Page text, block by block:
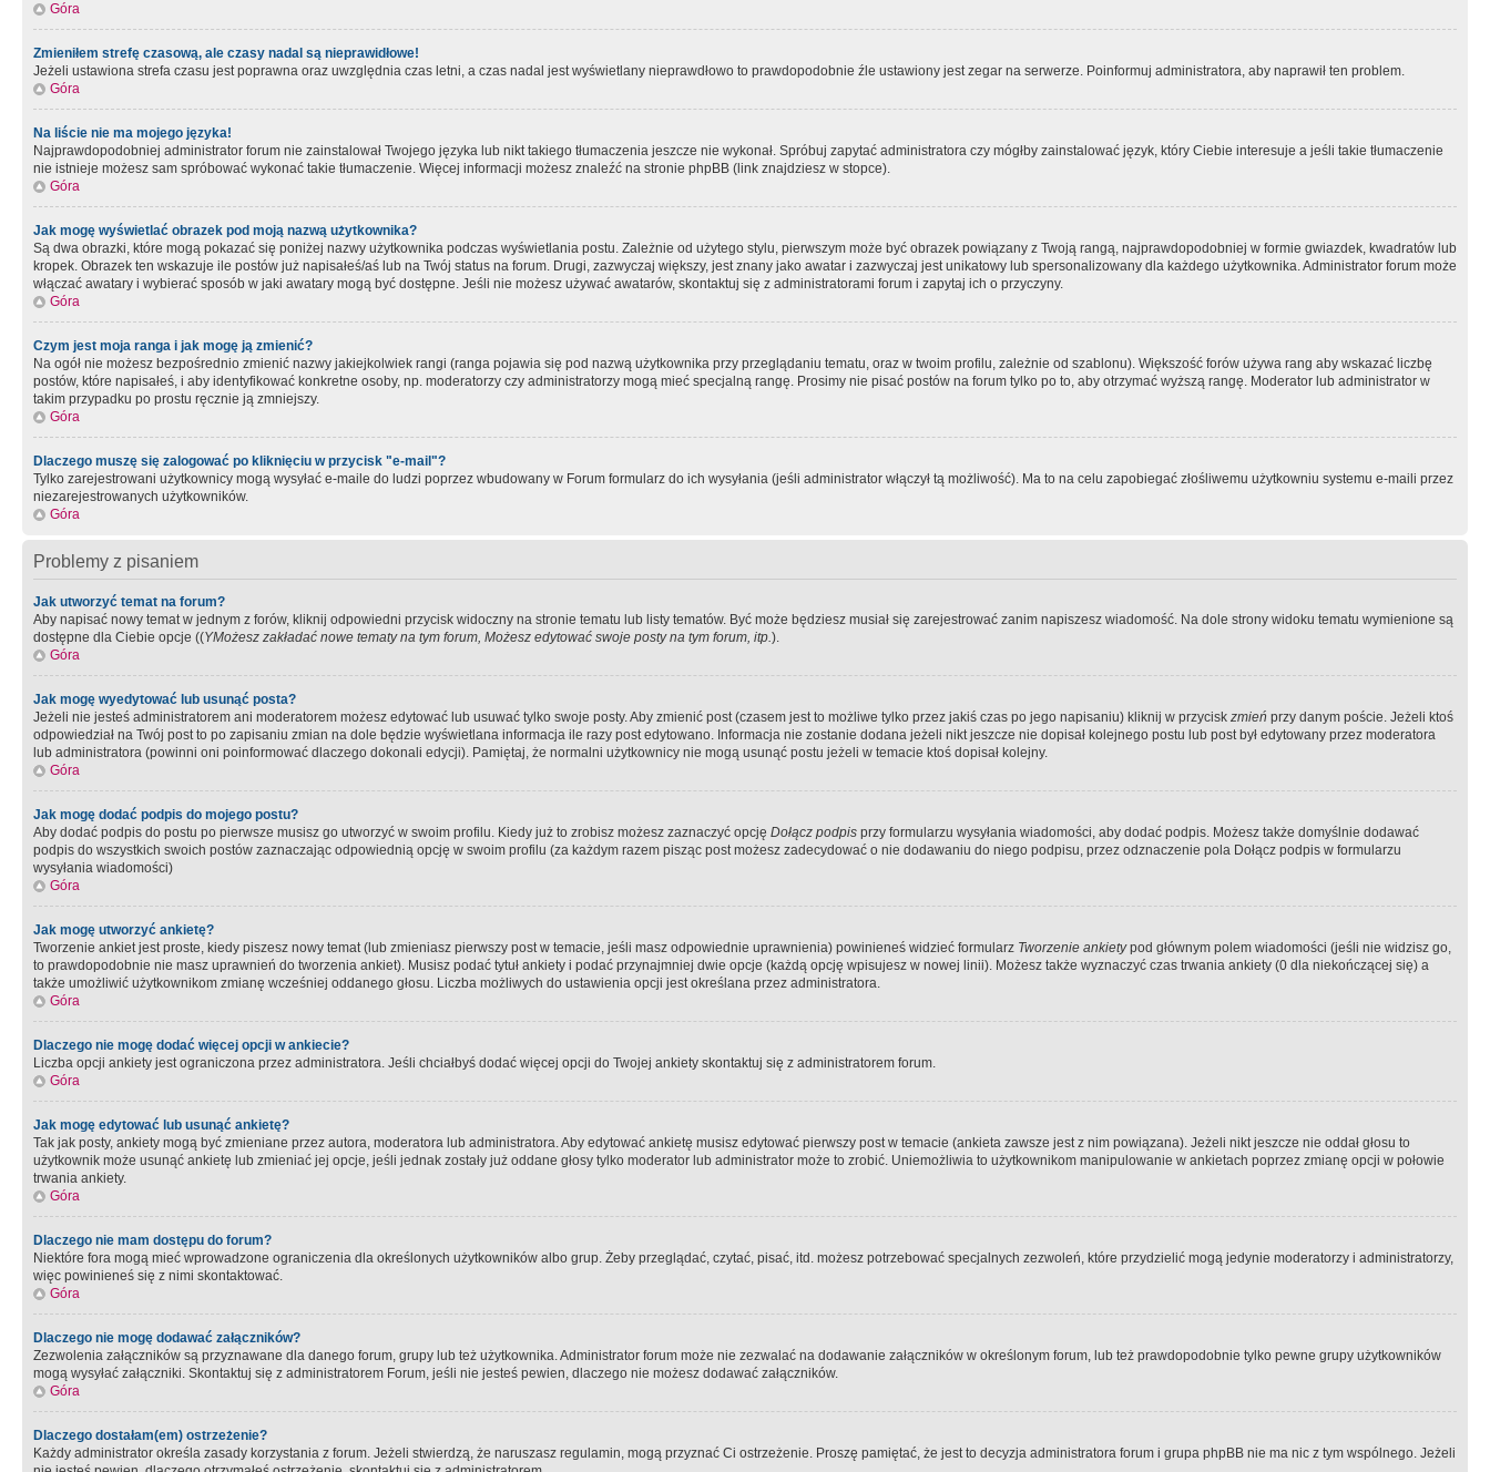
Góra
Zmieniłem strefę czasową, ale czasy nadal są nieprawidłowe!
Jeżeli ustawiona strefa czasu jest poprawna oraz uwzględnia czas letni, a czas nadal jest wyświetlany nieprawdłowo to prawdopodobnie źle ustawiony jest zegar na serwerze. Poinformuj administratora, aby naprawił ten problem.
Góra
Na liście nie ma mojego języka!
Najprawdopodobniej administrator forum nie zainstalował Twojego języka lub nikt takiego tłumaczenia jeszcze nie wykonał. Spróbuj zapytać administratora czy mógłby zainstalować język, który Ciebie interesuje a jeśli takie tłumaczenie
nie istnieje możesz sam spróbować wykonać takie tłumaczenie. Więcej informacji możesz znaleźć na stronie phpBB (link znajdziesz w stopce).
Góra
Jak mogę wyświetlać obrazek pod moją nazwą użytkownika?
Są dwa obrazki, które mogą pokazać się poniżej nazwy użytkownika podczas wyświetlania postu. Zależnie od użytego stylu, pierwszym może być obrazek powiązany z Twoją rangą, najprawdopodobniej w formie gwiazdek, kwadratów lub
kropek. Obrazek ten wskazuje ile postów już napisałeś/aś lub na Twój status na forum. Drugi, zazwyczaj większy, jest znany jako awatar i zazwyczaj jest unikatowy lub spersonalizowany dla każdego użytkownika. Administrator forum może
włączać awatary i wybierać sposób w jaki awatary mogą być dostępne. Jeśli nie możesz używać awatarów, skontaktuj się z administratorami forum i zapytaj ich o przyczyny.
Góra
Czym jest moja ranga i jak mogę ją zmienić?
Na ogół nie możesz bezpośrednio zmienić nazwy jakiejkolwiek rangi (ranga pojawia się pod nazwą użytkownika przy przeglądaniu tematu, oraz w twoim profilu, zależnie od szablonu). Większość forów używa rang aby wskazać liczbę
postów, które napisałeś, i aby identyfikować konkretne osoby, np. moderatorzy czy administratorzy mogą mieć specjalną rangę. Prosimy nie pisać postów na forum tylko po to, aby otrzymać wyższą rangę. Moderator lub administrator w
takim przypadku po prostu ręcznie ją zmniejszy.
Góra
Dlaczego muszę się zalogować po kliknięciu w przycisk "e-mail"?
Tylko zarejestrowani użytkownicy mogą wysyłać e-maile do ludzi poprzez wbudowany w Forum formularz do ich wysyłania (jeśli administrator włączył tą możliwość). Ma to na celu zapobiegać złośliwemu użytkowniu systemu e-maili przez
niezarejestrowanych użytkowników.
Góra
Problemy z pisaniem
Jak utworzyć temat na forum?
Aby napisać nowy temat w jednym z forów, kliknij odpowiedni przycisk widoczny na stronie tematu lub listy tematów. Być może będziesz musiał się zarejestrować zanim napiszesz wiadomość. Na dole strony widoku tematu wymienione są
dostępne dla Ciebie opcje ((YMożesz zakładać nowe tematy na tym forum, Możesz edytować swoje posty na tym forum, itp.).
Góra
Jak mogę wyedytować lub usunąć posta?
Jeżeli nie jesteś administratorem ani moderatorem możesz edytować lub usuwać tylko swoje posty. Aby zmienić post (czasem jest to możliwe tylko przez jakiś czas po jego napisaniu) kliknij w przycisk zmień przy danym poście. Jeżeli ktoś
odpowiedział na Twój post to po zapisaniu zmian na dole będzie wyświetlana informacja ile razy post edytowano. Informacja nie zostanie dodana jeżeli nikt jeszcze nie dopisał kolejnego postu lub post był edytowany przez moderatora
lub administratora (powinni oni poinformować dlaczego dokonali edycji). Pamiętaj, że normalni użytkownicy nie mogą usunąć postu jeżeli w temacie ktoś dopisał kolejny.
Góra
Jak mogę dodać podpis do mojego postu?
Aby dodać podpis do postu po pierwsze musisz go utworzyć w swoim profilu. Kiedy już to zrobisz możesz zaznaczyć opcję Dołącz podpis przy formularzu wysyłania wiadomości, aby dodać podpis. Możesz także domyślnie dodawać
podpis do wszystkich swoich postów zaznaczając odpowiednią opcję w swoim profilu (za każdym razem pisząc post możesz zadecydować o nie dodawaniu do niego podpisu, przez odznaczenie pola Dołącz podpis w formularzu
wysyłania wiadomości)
Góra
Jak mogę utworzyć ankietę?
Tworzenie ankiet jest proste, kiedy piszesz nowy temat (lub zmieniasz pierwszy post w temacie, jeśli masz odpowiednie uprawnienia) powinieneś widzieć formularz Tworzenie ankietypod głównym polem wiadomości (jeśli nie widzisz go,
to prawdopodobnie nie masz uprawnień do tworzenia ankiet). Musisz podać tytuł ankiety i podać przynajmniej dwie opcje (każdą opcję wpisujesz w nowej linii). Możesz także wyznaczyć czas trwania ankiety (0 dla niekończącej się) a
także umożliwić użytkownikom zmianę wcześniej oddanego głosu. Liczba możliwych do ustawienia opcji jest określana przez administratora.
Góra
Dlaczego nie mogę dodać więcej opcji w ankiecie?
Liczba opcji ankiety jest ograniczona przez administratora. Jeśli chciałbyś dodać więcej opcji do Twojej ankiety skontaktuj się z administratorem forum.
Góra
Jak mogę edytować lub usunąć ankietę?
Tak jak posty, ankiety mogą być zmieniane przez autora, moderatora lub administratora. Aby edytować ankietę musisz edytować pierwszy post w temacie (ankieta zawsze jest z nim powiązana). Jeżeli nikt jeszcze nie oddał głosu to
użytkownik może usunąć ankietę lub zmieniać jej opcje, jeśli jednak zostały już oddane głosy tylko moderator lub administrator może to zrobić. Uniemożliwia to użytkownikom manipulowanie w ankietach poprzez zmianę opcji w połowie
trwania ankiety.
Góra
Dlaczego nie mam dostępu do forum?
Niektóre fora mogą mieć wprowadzone ograniczenia dla określonych użytkowników albo grup. Żeby przeglądać, czytać, pisać, itd. możesz potrzebować specjalnych zezwoleń, które przydzielić mogą jedynie moderatorzy i administratorzy,
więc powinieneś się z nimi skontaktować.
Góra
Dlaczego nie mogę dodawać załączników?
Zezwolenia załączników są przyznawane dla danego forum, grupy lub też użytkownika. Administrator forum może nie zezwalać na dodawanie załączników w określonym forum, lub też prawdopodobnie tylko pewne grupy użytkowników
mogą wysyłać załączniki. Skontaktuj się z administratorem Forum, jeśli nie jesteś pewien, dlaczego nie możesz dodawać załączników.
Góra
Dlaczego dostałam(em) ostrzeżenie?
Każdy administrator określa zasady korzystania z forum. Jeżeli stwierdzą, że naruszasz regulamin, mogą przyznać Ci ostrzeżenie. Proszę pamiętać, że jest to decyzja administratora forum i grupa phpBB nie ma nic z tym wspólnego. Jeżeli